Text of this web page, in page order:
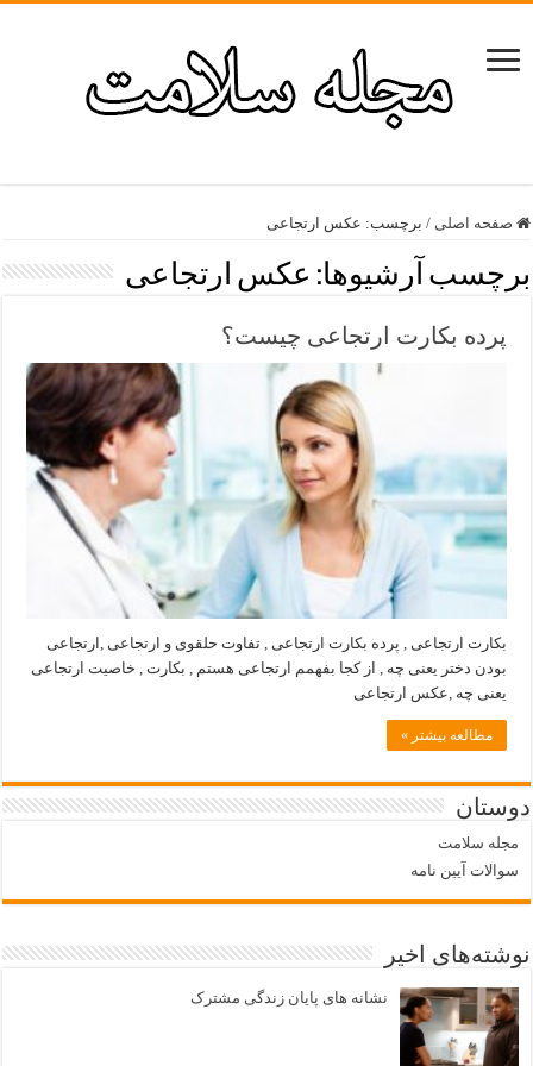
صفحه اصلی / برچسب: عکس ارتجاعی
برچسب آرشیوها: عکس ارتجاعی
پرده بکارت ارتجاعی چیست؟
بکارت ارتجاعی , پرده بکارت ارتجاعی , تفاوت حلقوی و ارتجاعی ,ارتجاعی
بودن دختر یعنی چه , از کجا بفهمم ارتجاعی هستم , بکارت , خاصیت ارتجاعی
یعنی چه ,عکس ارتجاعی
مطالعه بیشتر »
دوستان
مجله سلامت
سوالات آیین نامه
نوشته‌های اخیر
نشانه های پایان زندگی مشترک